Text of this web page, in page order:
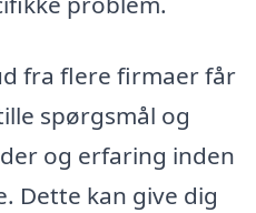
fra flere firmaer får
spørgsmål og
og erfaring inden
Dette kan give dig